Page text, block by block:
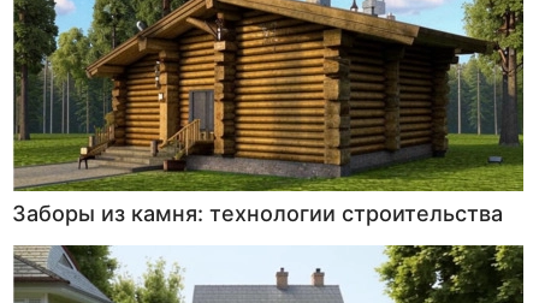
Заборы из камня: технологии строительства